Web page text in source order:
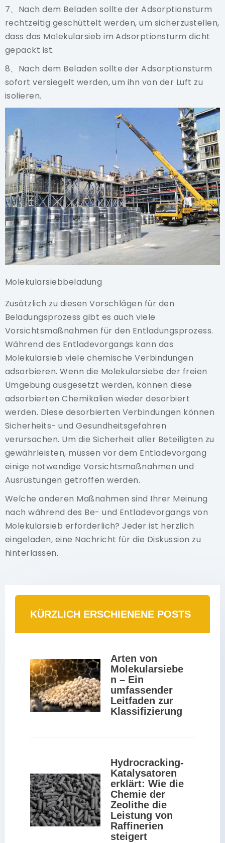
7、Nach dem Beladen sollte der Adsorptionsturm
rechtzeitig geschüttelt werden, um sicherzustellen,
dass das Molekularsieb im Adsorptionsturm dicht
gepackt ist.
8、Nach dem Beladen sollte der Adsorptionsturm
sofort versiegelt werden, um ihn von der Luft zu
isolieren.
Molekularsiebbeladung
Zusätzlich zu diesen Vorschlägen für den
Beladungsprozess gibt es auch viele
Vorsichtsmaßnahmen für den Entladungsprozess.
Während des Entladevorgangs kann das
Molekularsieb viele chemische Verbindungen
adsorbieren. Wenn die Molekularsiebe der freien
Umgebung ausgesetzt werden, können diese
adsorbierten Chemikalien wieder desorbiert
werden. Diese desorbierten Verbindungen können
Sicherheits- und Gesundheitsgefahren
verursachen. Um die Sicherheit aller Beteiligten zu
gewährleisten, müssen vor dem Entladevorgang
einige notwendige Vorsichtsmaßnahmen und
Ausrüstungen getroffen werden.
Welche anderen Maßnahmen sind Ihrer Meinung
nach während des Be- und Entladevorgangs von
Molekularsieb erforderlich? Jeder ist herzlich
eingeladen, eine Nachricht für die Diskussion zu
hinterlassen.
KÜRZLICH ERSCHIENENE POSTS
Arten von
Molekularsiebe
n – Ein
umfassender
Leitfaden zur
Klassifizierung
Hydrocracking-
Katalysatoren
erklärt: Wie die
Chemie der
Zeolithe die
Leistung von
Raffinerien
steigert